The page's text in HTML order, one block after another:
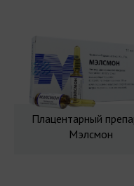
Плацентарный
Мэлсмон